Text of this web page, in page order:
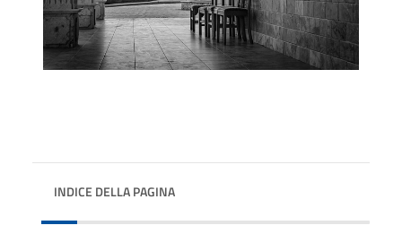
INDICE DELLA PAGINA